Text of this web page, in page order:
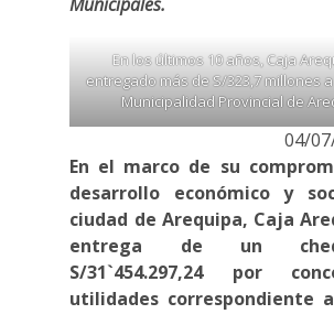
En los últimos 10 años, Caja
entregado más de S/323,7 millones
Municipalidad Provincial de
04/
En el marco de su
desarrollo económico y
ciudad de Arequipa, Caja
entrega de un
S/31`454.297,24 por
utilidades correspondiente